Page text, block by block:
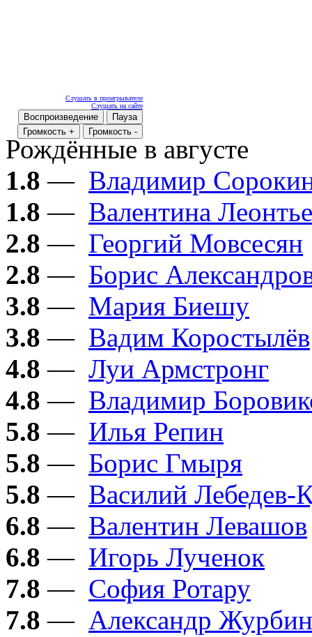
Слушать в проигрывателе
Слушать на сайте
Воспроизведение
Пауза
Громкость +
Громкость -
Рождённые в августе
1.8 — Владимир
1.8 — Валентина
2.8 — Георгий Мовсесян
2.8 — Борис
3.8 — Мария Биешу
3.8 — Вадим Коростылёв
4.8 — Луи Армстронг
4.8 — Владимир
5.8 — Илья Репин
5.8 — Борис Гмыря
5.8 — Василий Лебедев-
6.8 — Валентин Левашов
6.8 — Игорь Лученок
7.8 — София Ротару
7.8 — Александр Журбин